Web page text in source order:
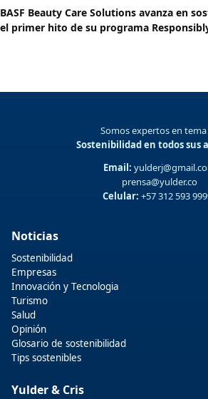
BASF Beauty Care Solutions avanza en
el primer hito de su programa
Somos expertos en
Sostenibilidad en todos sus
Email:
prensa@yulder.co
Celular: +57 312 593
Noticias
Sostenibilidad
Empresas
Innovación y Tecnologia
Turismo
Salud
Opinión
Glosario de sostenibilidad
Tips sostenibles
Yulder & Cris